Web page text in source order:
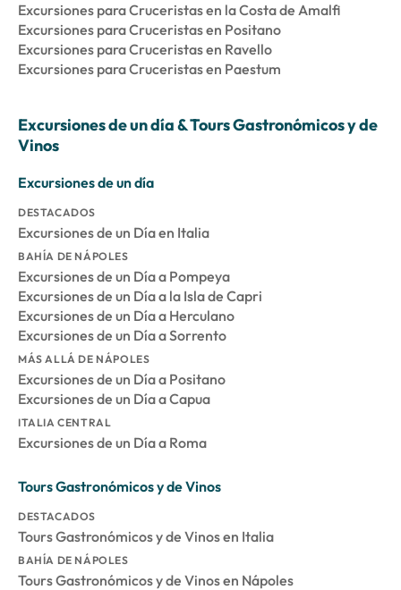
Excursiones para Cruceristas en la Costa de Amalfi
Excursiones para Cruceristas en Positano
Excursiones para Cruceristas en Ravello
Excursiones para Cruceristas en Paestum
Excursiones de un día & Tours Gastronómicos y de
Vinos
Excursiones de un día
DESTACADOS
Excursiones de un Día en Italia
BAHÍA DE NÁPOLES
Excursiones de un Día a Pompeya
Excursiones de un Día a la Isla de Capri
Excursiones de un Día a Herculano
Excursiones de un Día a Sorrento
MÁS ALLÁ DE NÁPOLES
Excursiones de un Día a Positano
Excursiones de un Día a Capua
ITALIA CENTRAL
Excursiones de un Día a Roma
Tours Gastronómicos y de Vinos
DESTACADOS
Tours Gastronómicos y de Vinos en Italia
BAHÍA DE NÁPOLES
Tours Gastronómicos y de Vinos en Nápoles